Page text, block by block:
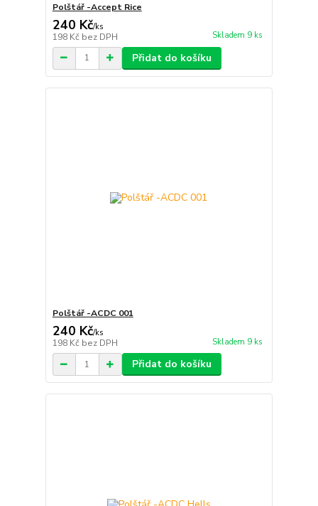
Polštář -Accept Rice
240 Kč/ks
198 Kč bez DPH Skladem 9 ks
Přidat do košíku
Polštář -ACDC 001
240 Kč/ks
198 Kč bez DPH Skladem 9 ks
Přidat do košíku